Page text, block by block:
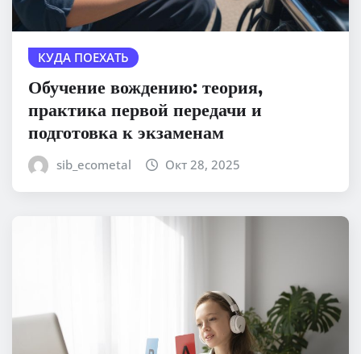
КУДА ПОЕХАТЬ
Обучение вождению: теория,
практика первой передачи и
подготовка к экзаменам
sib_ecometal Окт 28, 2025